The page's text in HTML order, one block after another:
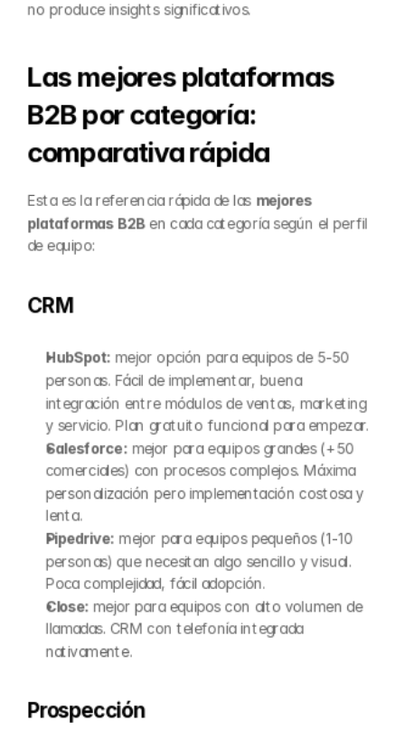
no produce insights significativos.
Las mejores plataformas
B2B por categoría:
comparativa rápida
Esta es la referencia rápida de las mejores
plataformas B2B en cada categoría según el perfil
de equipo:
CRM
HubSpot: mejor opción para equipos de 5-50
personas. Fácil de implementar, buena
integración entre módulos de ventas, marketing
y servicio. Plan gratuito funcional para empezar.
Salesforce: mejor para equipos grandes (+50
comerciales) con procesos complejos. Máxima
personalización pero implementación costosa y
lenta.
Pipedrive: mejor para equipos pequeños (1-10
personas) que necesitan algo sencillo y visual.
Poca complejidad, fácil adopción.
Close: mejor para equipos con alto volumen de
llamadas. CRM con telefonía integrada
nativamente.
Prospección